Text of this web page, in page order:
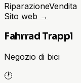
RiparazioneVendita
Sito web →
Fahrrad Trappl
Negozio di bici
🕐